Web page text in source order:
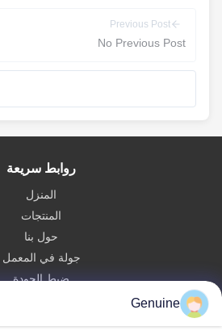
Previous Post
No Previous Post
روابط سريعة
المنزل
المنتجات
حول بنا
جولة في المعمل
ضبط الجودة
Genuine